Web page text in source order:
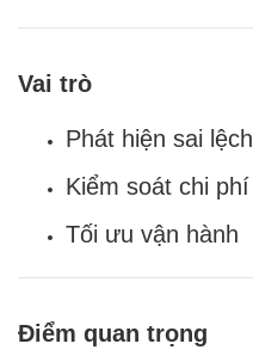
Vai trò
Phát hiện sai lệch
Kiểm soát chi phí
Tối ưu vận hành
Điểm quan trọng